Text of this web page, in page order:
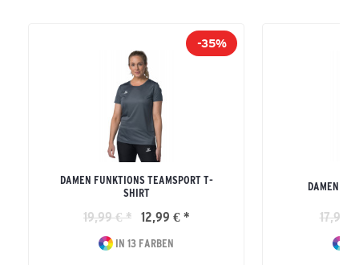
-35%
DAMEN FUNKTIONS TEAMSPORT T-
SHIRT
19,99 € * 12,99 € *
IN 13 FARBEN
DAMEN
17,99